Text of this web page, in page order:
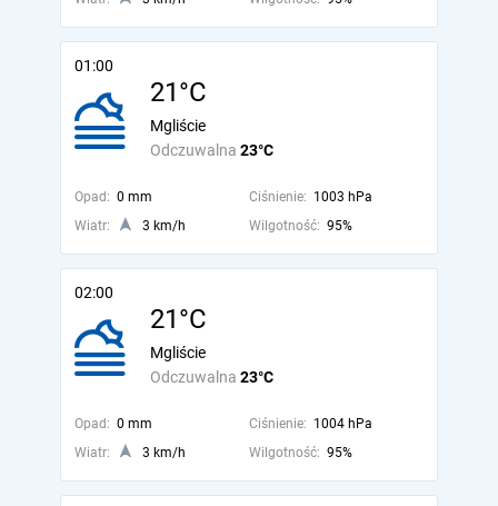
01:00
21°C
Odczuwalna 23°C
Mgliście
Opad: 0 mm Ciśnienie: 1003 hPa
Wiatr:
3 km/h Wilgotność: 95%
02:00
21°C
Odczuwalna 23°C
Mgliście
Opad: 0 mm Ciśnienie: 1004 hPa
Wiatr:
3 km/h Wilgotność: 95%